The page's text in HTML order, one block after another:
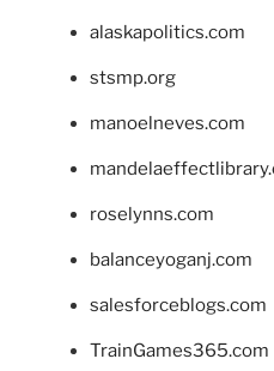
alaskapolitics.com
stsmp.org
manoelneves.com
roselynns.com
balanceyoganj.com
salesforceblogs.com
TrainGames365.com